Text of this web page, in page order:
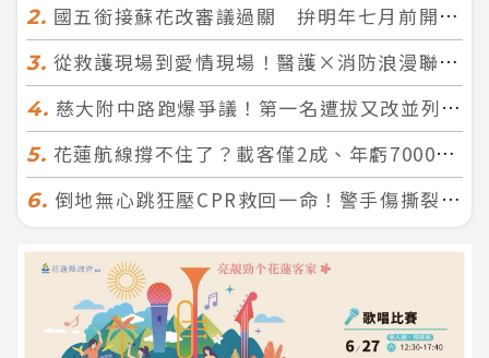
2. 國五銜接蘇花改審議過關 拚明年七月前開工！台北花蓮2小時生活圈成形
3. 從救護現場到愛情現場！醫護×消防浪漫聯誼 32人配對成功5對
4. 慈大附中路跑爆爭議！第一名遭拔又改並列 家長怒：難以接受
5. 花蓮航線撐不住了？載客僅2成、年虧7000萬 華信喊：真的快飛不下去
6. 倒地無心跳狂壓CPR救回一命！警手傷撕裂仍不放手 竟救到藝人何篤霖哥哥